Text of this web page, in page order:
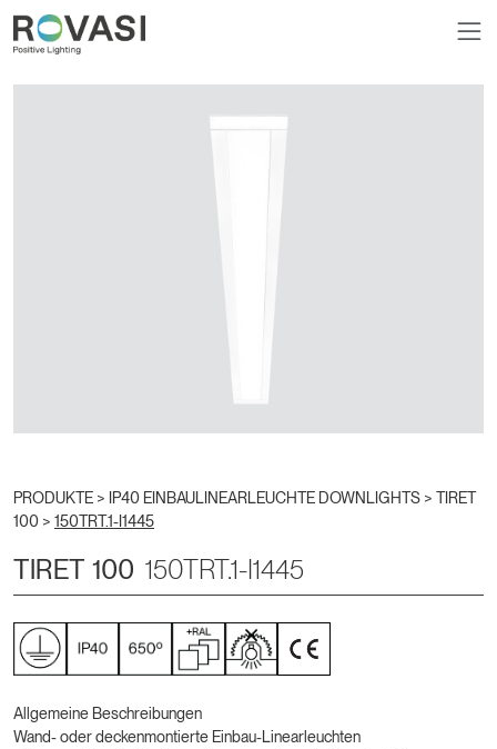
PRODUKTE > IP40 EINBAULINEARLEUCHTE DOWNLIGHTS > TIRET
100 > 150TRT.1-I1445
TIRET 100 150TRT.1-I1445
Allgemeine Beschreibungen
Wand- oder deckenmontierte Einbau-Linearleuchten